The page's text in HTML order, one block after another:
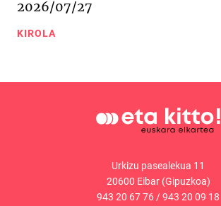
2026/07/27
KIROLA
Urkizu pasealekua 11
20600 Eibar (Gipuzkoa)
943 20 67 76 /943 20 09 18